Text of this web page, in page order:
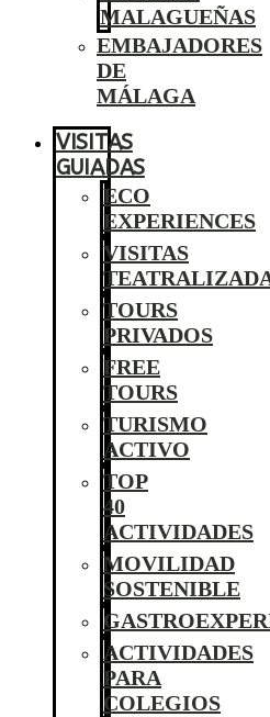
MALAGUEÑAS
EMBAJADORES
DE
MÁLAGA
VISITAS
GUIADAS
ECO
EXPERIENCES
VISITAS
TOURS
PRIVADOS
FREE
TOURS
TURISMO
ACTIVO
TOP
40
ACTIVIDADES
MOVILIDAD
SOSTENIBLE
ACTIVIDADES
PARA
COLEGIOS